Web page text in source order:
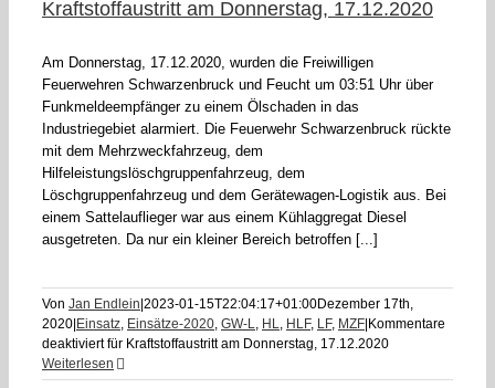
Kraftstoffaustritt am Donnerstag, 17.12.2020
Am Donnerstag, 17.12.2020, wurden die Freiwilligen
Feuerwehren Schwarzenbruck und Feucht um 03:51 Uhr über
Funkmeldeempfänger zu einem Ölschaden in das
Industriegebiet alarmiert. Die Feuerwehr Schwarzenbruck rückte
mit dem Mehrzweckfahrzeug, dem
Hilfeleistungslöschgruppenfahrzeug, dem
Löschgruppenfahrzeug und dem Gerätewagen-Logistik aus. Bei
einem Sattelauflieger war aus einem Kühlaggregat Diesel
ausgetreten. Da nur ein kleiner Bereich betroffen [...]
Von Jan Endlein 2023-01-15T22:04:17+01:00Dezember 17th,
2020 Einsatz, Einsätze-2020, GW-L, HL, HLF, LF, MZF Kommentare
deaktiviertfür Kraftstoffaustritt am Donnerstag, 17.12.2020
Weiterlesen